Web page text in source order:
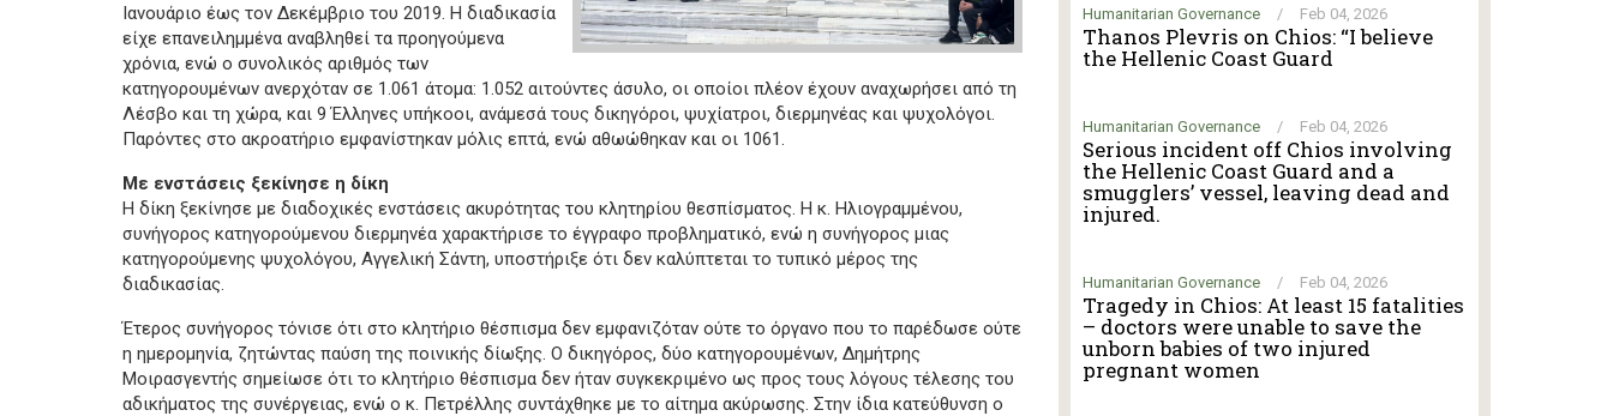
Ιανουάριο έως τον Δεκέμβριο του 2019. Η διαδικασία
είχε επανειλημμένα αναβληθεί τα προηγούμενα
χρόνια, ενώ ο συνολικός αριθμός των
κατηγορουμένων ανερχόταν σε 1.061 άτομα: 1.052 αιτούντες άσυλο, οι οποίοι πλέον έχουν αναχωρήσει από τη
Λέσβο και τη χώρα, και 9 Έλληνες υπήκοοι, ανάμεσά τους δικηγόροι, ψυχίατροι, διερμηνέας και ψυχολόγοι.
Παρόντες στο ακροατήριο εμφανίστηκαν μόλις επτά, ενώ αθωώθηκαν και οι 1061.
Με ενστάσεις ξεκίνησε η δίκη
Η δίκη ξεκίνησε με διαδοχικές ενστάσεις ακυρότητας του κλητηρίου θεσπίσματος. Η κ. Ηλιογραμμένου,
συνήγορος κατηγορούμενου διερμηνέα χαρακτήρισε το έγγραφο προβληματικό, ενώ η συνήγορος μιας
κατηγορούμενης ψυχολόγου, Αγγελική Σάντη, υποστήριξε ότι δεν καλύπτεται το τυπικό μέρος της
διαδικασίας.
Έτερος συνήγορος τόνισε ότι στο κλητήριο θέσπισμα δεν εμφανιζόταν ούτε το όργανο που το παρέδωσε ούτε
η ημερομηνία, ζητώντας παύση της ποινικής δίωξης. Ο δικηγόρος, δύο κατηγορουμένων, Δημήτρης
Μοιρασγεντής σημείωσε ότι το κλητήριο θέσπισμα δεν ήταν συγκεκριμένο ως προς τους λόγους τέλεσης του
αδικήματος της συνέργειας, ενώ ο κ. Πετρέλλης συντάχθηκε με το αίτημα ακύρωσης. Στην ίδια κατεύθυνση ο
Humanitarian Governance / Feb 04, 2026
Thanos Plevris on Chios: “I believe
the Hellenic Coast Guard
Humanitarian Governance / Feb 04, 2026
Serious incident off Chios involving
the Hellenic Coast Guard and a
smugglers’ vessel, leaving dead and
injured.
Humanitarian Governance / Feb 04, 2026
Tragedy in Chios: At least 15 fatalities
– doctors were unable to save the
unborn babies of two injured
pregnant women